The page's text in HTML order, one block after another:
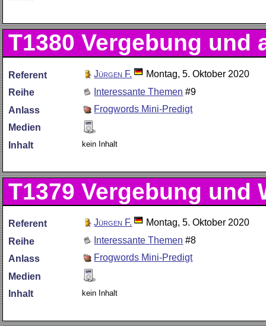
T1380 Vergebung und
Referent Jürgen F.
Montag, 5. Oktober 2020
Reihe
Interessante Themen #9
Anlass
Frogwords Mini-Predigt
Medien
Inhalt
kein Inhalt
T1379 Vergebung und
Referent Jürgen F.
Montag, 5. Oktober 2020
Reihe
Interessante Themen #8
Anlass
Frogwords Mini-Predigt
Medien
Inhalt
kein Inhalt